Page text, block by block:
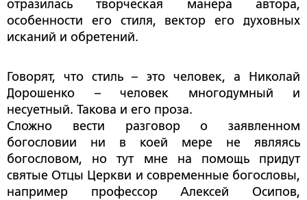
отразилась творческая манера автора,
особенности его стиля, вектор его духовных
исканий и обретений.
Говорят, что стиль – это человек, а Николай
Дорошенко – человек многодумный и
несуетный. Такова и его проза.
Сложно вести разговор о заявленном
богословии ни в коей мере не являясь
богословом, но тут мне на помощь придут
святые Отцы Церкви и современные богословы,
например профессор Алексей Осипов,